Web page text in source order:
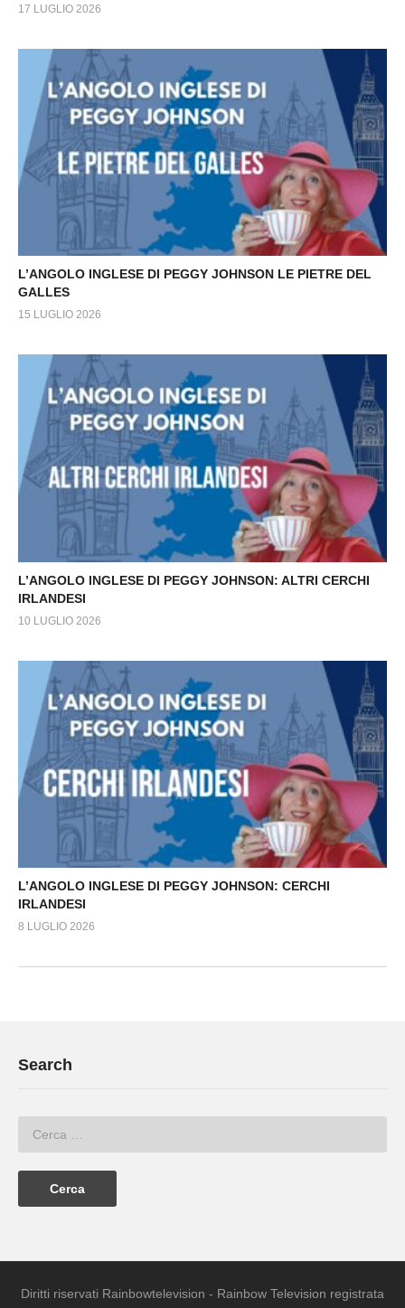
17 LUGLIO 2026
L’ANGOLO INGLESE DI PEGGY JOHNSON LE PIETRE DEL
GALLES
15 LUGLIO 2026
L’ANGOLO INGLESE DI PEGGY JOHNSON: ALTRI CERCHI
IRLANDESI
10 LUGLIO 2026
L’ANGOLO INGLESE DI PEGGY JOHNSON: CERCHI
IRLANDESI
8 LUGLIO 2026
Search
Diritti riservati Rainbowtelevision - Rainbow Television registrata